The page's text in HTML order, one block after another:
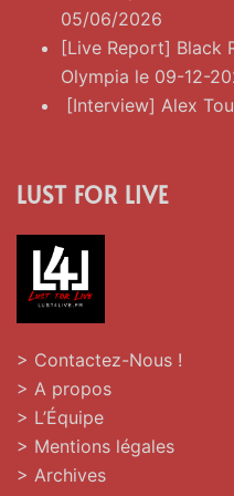
05/06/2026
[Live Report] Black
Olympia le 09-12-
[Interview] Alex
LUST FOR LIVE
> Contactez-Nous !
> A propos
> L’Équipe
> Mentions légales
> Archives